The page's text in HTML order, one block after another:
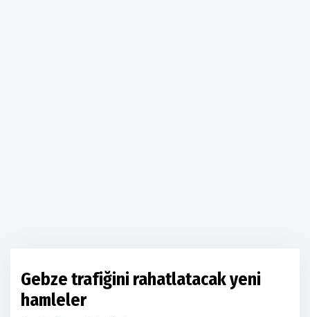
Gebze trafiğini rahatlatacak yeni
hamleler